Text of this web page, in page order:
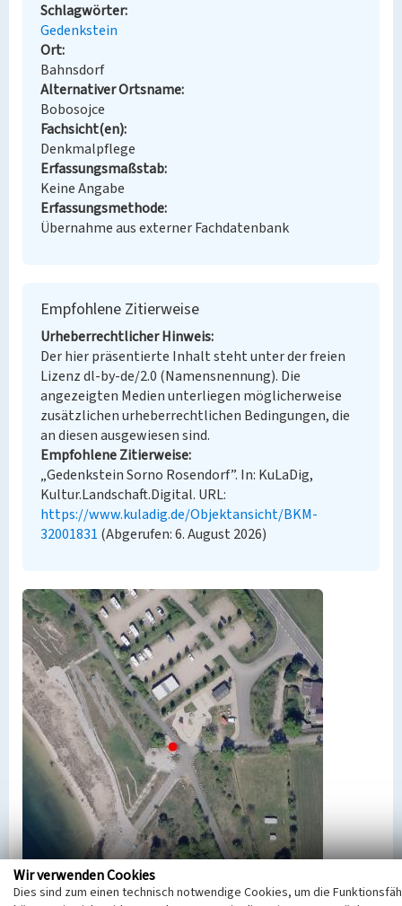
Schlagwörter
Gedenkstein
Ort
Bahnsdorf
Alternativer Ortsname
Bobosojce
Fachsicht(en)
Denkmalpflege
Erfassungsmaßstab
Keine Angabe
Erfassungsmethode
Übernahme aus externer Fachdatenbank
Empfohlene Zitierweise
Urheberrechtlicher Hinweis
Der hier präsentierte Inhalt steht unter der freien
Lizenz dl-by-de/2.0 (Namensnennung). Die
angezeigten Medien unterliegen möglicherweise
zusätzlichen urheberrechtlichen Bedingungen, die
an diesen ausgewiesen sind.
Empfohlene Zitierweise
„Gedenkstein Sorno Rosendorf”. In: KuLaDig,
Kultur.Landschaft.Digital. URL:
https://www.kuladig.de/Objektansicht/BKM-
32001831 (Abgerufen: 6. August 2026)
Wir verwenden Cookies
Dies sind zum einen technisch notwendige Cookies, um die